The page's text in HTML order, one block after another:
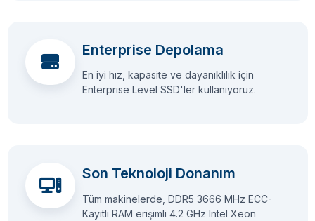
Enterprise Depolama
En iyi hız, kapasite ve dayanıklılık için
Enterprise Level SSD'ler kullanıyoruz.
Son Teknoloji Donanım
Tüm makinelerde, DDR5 3666 MHz ECC-
Kayıtlı RAM erişimli 4.2 GHz Intel Xeon